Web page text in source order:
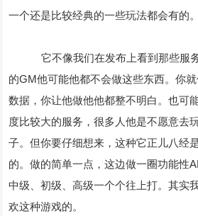
一个还是比较经典的一些玩法都会有的。
它不像我们在发布上看到那些服
的GM他可能他都不会做这些东西。你
数据，你让他做他他都整不明白。也可
度比较大的服务，很多人他是不愿意去
子。但你要仔细想来，这种它正儿八经
的。做的简单一点，这边做一圈功能性
中级、初级、高级一个个往上打。其实
欢这种游戏的。